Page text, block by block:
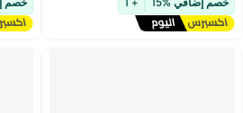
+ 1 خصم إضافي %15